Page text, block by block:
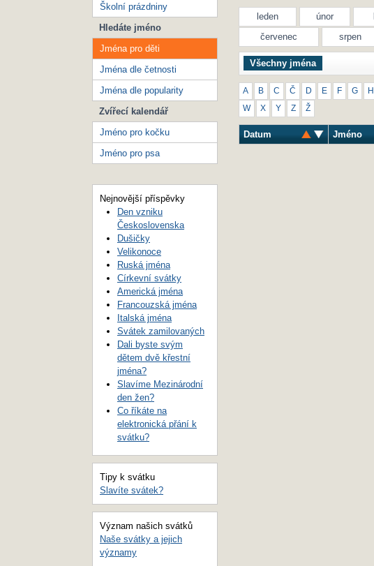
leden únor
červenec
srpen
Všechny jména
A B C Č D E F G H
W X Y Z Ž
Datum Jméno
Školní prázdniny
Hledáte jméno
Jména pro děti
Jména dle četnosti
Jména dle popularity
Zvířecí kalendář
Jméno pro kočku
Jméno pro psa
Nejnovější příspěvky
Den vzniku
Československa
Dušičky
Velikonoce
Ruská jména
Církevní svátky
Americká jména
Francouzská jména
Italská jména
Svátek zamilovaných
Dali byste svým
dětem dvě křestní
jména?
Slavíme Mezinárodní
den žen?
Co říkáte na
elektronická přání k
svátku?
Tipy k svátku
Slavíte svátek?
Význam našich svátků
Naše svátky a jejich
významy